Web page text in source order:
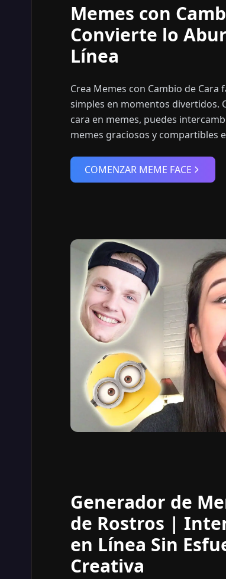
Memes con
Convierte lo
Línea
Crea Memes con Cambio de
simples en momentos divertidos.
cara en memes, puedes
memes graciosos y compartibles
COMENZAR MEME FACE
Generador de
de Rostros |
en Línea Sin
Creativa